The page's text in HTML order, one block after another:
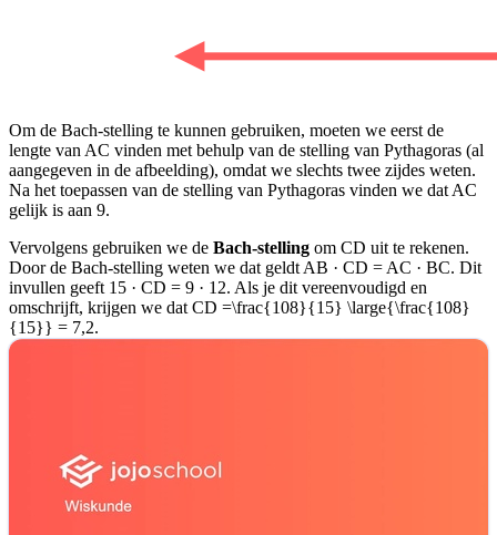
Om de Bach-stelling te kunnen gebruiken, moeten we eerst de
lengte van AC vinden met behulp van de stelling van Pythagoras (al
aangegeven in de afbeelding), omdat we slechts twee zijdes weten.
Na het toepassen van de stelling van Pythagoras vinden we dat AC
gelijk is aan 9.
Vervolgens gebruiken we de Bach-stelling om CD uit te rekenen.
Door de Bach-stelling weten we dat geldt AB · CD = AC · BC. Dit
invullen geeft 15 · CD = 9 · 12. Als je dit vereenvoudigd en
omschrijft, krijgen we dat CD =\frac{108}{15} \large{\frac{108}
{15}} = 7,2.